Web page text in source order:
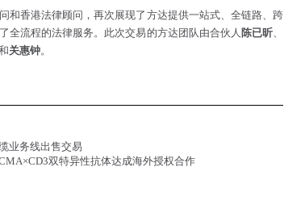
和香港法律顾问，再次展现了方达提供一站式、全链路、跨
全流程的法律服务。此次交易的方达团队由合伙人 陈已昕、
关惠钟。
业务线出售交易
双特异性抗体达成海外授权合作